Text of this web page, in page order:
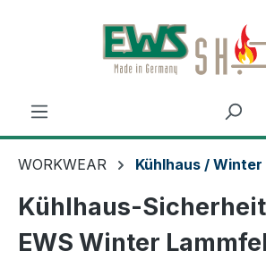
Zum Hauptinhalt springen
WORKWEAR Kühlhaus / Winter
Kühlhaus-
EWS Winter